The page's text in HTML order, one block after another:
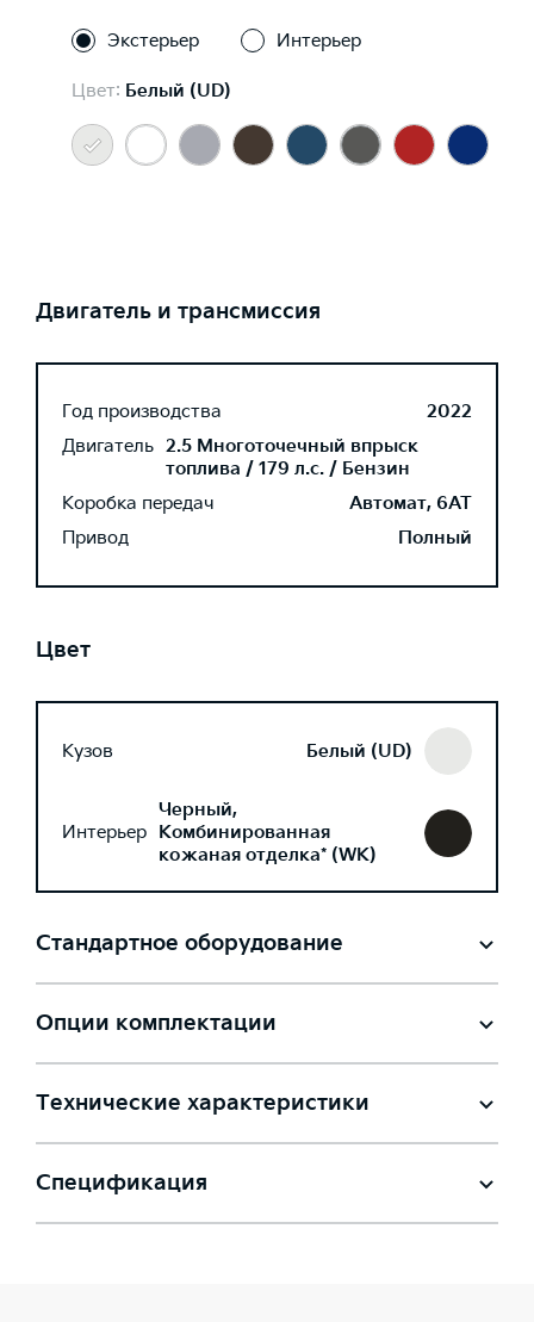
Экстерьер Интерьер
Цвет: Белый (UD)
Двигатель и трансмиссия
Год производства
2022
Двигатель 2.5 Многоточечный впрыск
топлива / 179 л.с. / Бензин
Коробка передач
Автомат, 6AT
Привод
Полный
Цвет
Кузов Белый (UD)
Интерьер
Черный,
Комбинированная
кожаная отделка* (WK)
Стандартное оборудование
Опции комплектации
Технические характеристики
Спецификация